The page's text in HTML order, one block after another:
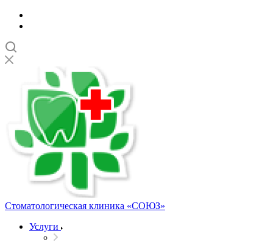
Стоматологическая клиника «СОЮЗ»
Услуги